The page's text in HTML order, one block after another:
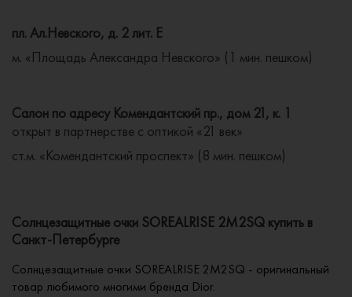
пл. Ал.Невского, д. 2 лит. Е
м. «Площадь Александра Невского» (1 мин. пешком)
Салон по адресу Комендантский пр., дом 21, к. 1
открыт в партнерстве с оптикой «21 век»
ст.м. «Комендантский проспект» (8 мин. пешком)
Солнцезащитные очки SOREALRISE 2M2SQ купить в
Санкт-Петербурге
Солнцезащитные очки SOREALRISE 2M2SQ - оригинальный
товар любимого многими бренда Dior.